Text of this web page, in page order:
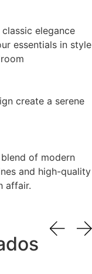
elegance
essentials in style
create a serene
of modern
and high-quality
affair.